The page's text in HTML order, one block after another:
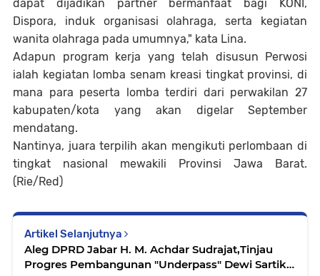
dapat dijadikan partner bermanfaat bagi KONI,
Dispora, induk organisasi olahraga, serta kegiatan
wanita olahraga pada umumnya," kata Lina.
Adapun program kerja yang telah disusun Perwosi
ialah kegiatan lomba senam kreasi tingkat provinsi, di
mana para peserta lomba terdiri dari perwakilan 27
kabupaten/kota yang akan digelar September
mendatang.
Nantinya, juara terpilih akan mengikuti perlombaan di
tingkat nasional mewakili Provinsi Jawa Barat.
(Rie/Red)
Artikel Selanjutnya
Aleg DPRD Jabar H. M. Achdar Sudrajat,Tinjau
Progres Pembangunan "Underpass" Dewi Sartika